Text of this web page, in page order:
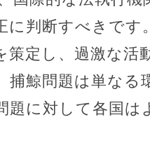
判断すべきです
定し、過激な活
鯨問題は単なる
に対して各国は